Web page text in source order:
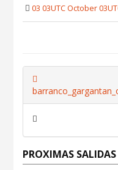
03 03UTC October
PROXIMAS SALIDAS